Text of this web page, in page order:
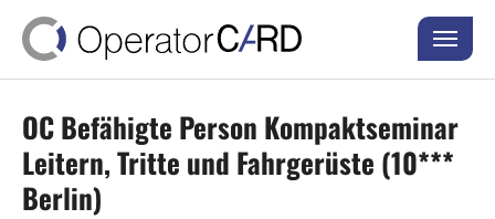
OC Befähigte Person Kompaktseminar
Leitern, Tritte und Fahrgerüste (10***
Berlin)